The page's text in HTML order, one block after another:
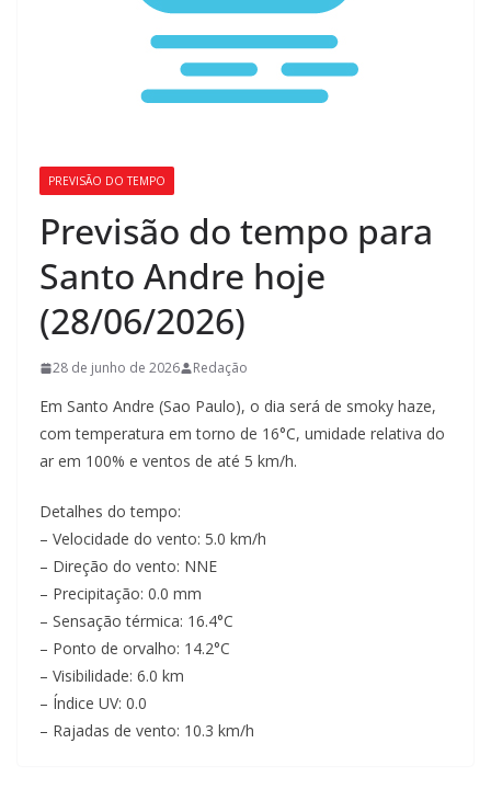
PREVISÃO DO TEMPO
Previsão do tempo para
Santo Andre hoje
(28/06/2026)
28 de junho de 2026 Redação
Em Santo Andre (Sao Paulo), o dia será de smoky haze,
com temperatura em torno de 16°C, umidade relativa do
ar em 100% e ventos de até 5 km/h.
Detalhes do tempo:
– Velocidade do vento: 5.0 km/h
– Direção do vento: NNE
– Precipitação: 0.0 mm
– Sensação térmica: 16.4°C
– Ponto de orvalho: 14.2°C
– Visibilidade: 6.0 km
– Índice UV: 0.0
– Rajadas de vento: 10.3 km/h